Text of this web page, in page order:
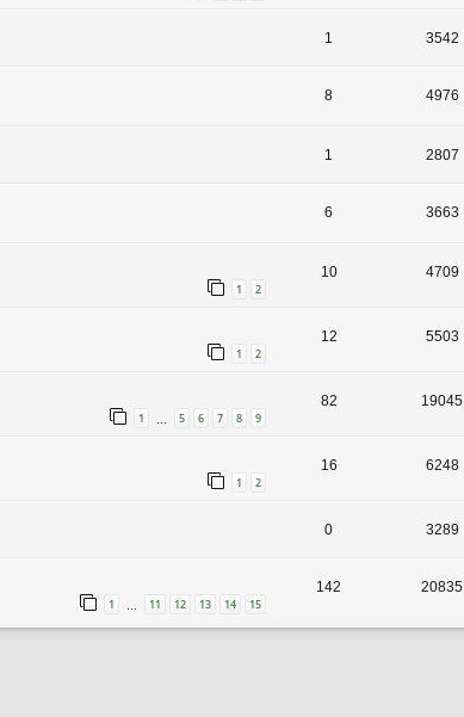
1 3542
8 4976
1 2807
6 3663
1 2
10 4709
1 2
12 5503
1 5 6 7 8 9
82 19045
1 2
16 6248
0 3289
1 … 11 12 13 14 15
142 20835